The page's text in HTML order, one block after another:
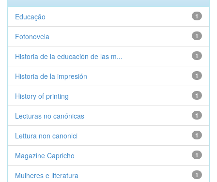
1
Educação
1
Fotonovela
1
Historia de la educación de las m...
1
Historia de la impresión
1
History of printing
1
Lecturas no canónicas
1
Lettura non canonici
1
Magazine Capricho
1
Mulheres e literatura